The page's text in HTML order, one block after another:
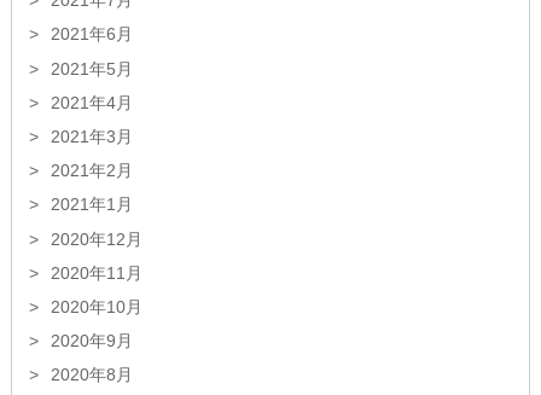
2021年6月
2021年5月
2021年4月
2021年3月
2021年2月
2021年1月
2020年12月
2020年11月
2020年10月
2020年9月
2020年8月